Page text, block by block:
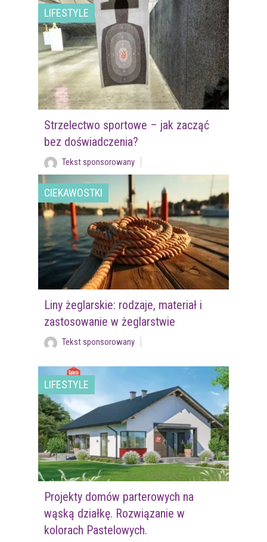
LIFESTYLE
Strzelectwo sportowe – jak zacząć
bez doświadczenia?
Tekst sponsorowany
CIEKAWOSTKI
Liny żeglarskie: rodzaje, materiał i
zastosowanie w żeglarstwie
Tekst sponsorowany
LIFESTYLE
Projekty domów parterowych na
wąską działkę. Rozwiązanie w
kolorach Pastelowych.